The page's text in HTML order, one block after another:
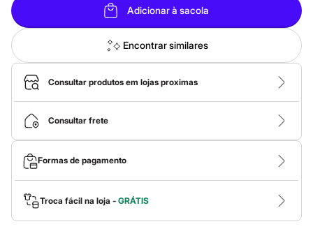
Alfaiataria
Novidades
Roupas
Blusas e Camisetas
Básicos
Calças
Casacos e Jaquetas
Jeans
Macacões
Saias
Shorts e Bermudas
Vestidos
Acessórios
Bolsas
Bonés e Chapéus
Bijoux
Cintos
Adicionar à sacola
Encontrar similares
Consultar produtos em lojas proximas
Consultar frete
Formas de pagamento
Troca fácil na loja - GRÁTIS